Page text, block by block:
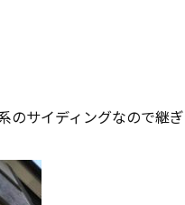
のサイディングなので継